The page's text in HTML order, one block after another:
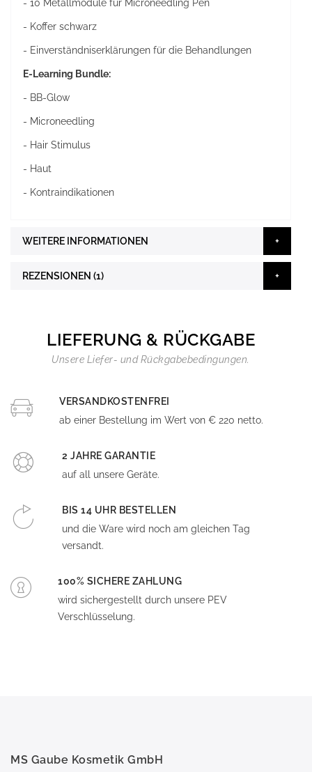
- 10 Metallmodule für Microneedling Pen
- Koffer schwarz
- Einverständniserklärungen für die Behandlungen
E-Learning Bundle:
- BB-Glow
- Microneedling
- Hair Stimulus
- Haut
- Kontraindikationen
WEITERE INFORMATIONEN
REZENSIONEN 1
LIEFERUNG & RÜCKGABE
Unsere Liefer- und Rückgabebedingungen.
VERSANDKOSTENFREI
ab einer Bestellung im Wert von € 220 netto.
2 JAHRE GARANTIE
auf all unsere Geräte.
BIS 14 UHR BESTELLEN
und die Ware wird noch am gleichen Tag
versandt.
100% SICHERE ZAHLUNG
wird sichergestellt durch unsere PEV
Verschlüsselung.
MS Gaube Kosmetik GmbH